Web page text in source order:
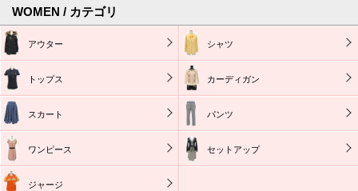
WOMEN / カテゴリ
アウター シャツ
トップス カーディガン
スカート パンツ
ワンピース セットアップ
ジャージ